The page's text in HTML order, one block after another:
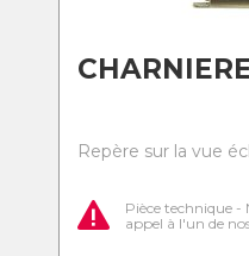
Repère sur la vue
Pièce technique -
appel à l'un de